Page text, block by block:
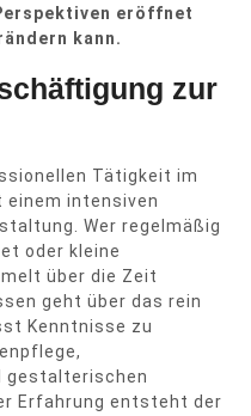
eröffnet
kann.
zur
Tätigkeit im
intensiven
Wer regelmäßig
oder kleine
über die Zeit
geht über das rein
Kenntnisse zu
gestalterischen
Erfahrung entsteht der